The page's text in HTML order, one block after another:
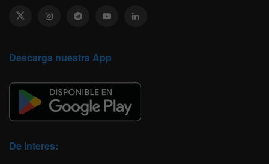
Descarga nuestra App
De Interes: